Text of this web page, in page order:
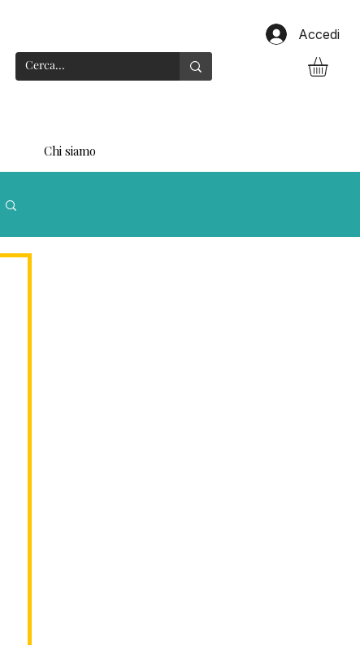
Accedi
Chi siamo